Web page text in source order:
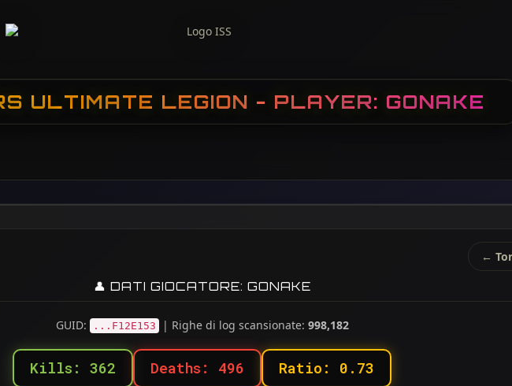
ULTIMATE LEGION - PLAYER: GONAKE
←
👤 DATI GIOCATORE: GONAKE
GUID: ...F12E153 | Righe di log scansionate: 998,182
Kills: 362 Deaths: 496 Ratio: 0.73